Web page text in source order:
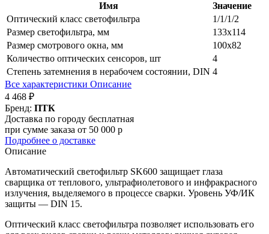
Имя
Значение
Оптический класс светофильтра
1/1/1/2
Размер светофильтра, мм
133х114
Размер смотрового окна, мм
100х82
Количество оптических сенсоров, шт
4
Степень затемнения в нерабочем состоянии, DIN 4
Все характеристики Описание
4 468 ₽
Бренд: ПТК
Доставка по городу бесплатная
при сумме заказа от 50 000 р
Подробнее о доставке
Описание
Автоматический светофильтр SK600 защищает глаза
сварщика от теплового, ультрафиолетового и инфракрасного
излучения, выделяемого в процессе сварки. Уровень УФ/ИК
защиты — DIN 15.
Оптический класс светофильтра позволяет использовать его